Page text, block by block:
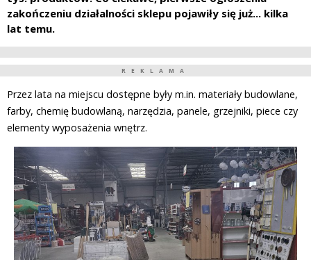
zakończeniu działalności sklepu pojawiły się już... kilka
lat temu.
REKLAMA
Przez lata na miejscu dostępne były m.in. materiały budowlane,
farby, chemię budowlaną, narzędzia, panele, grzejniki, piece czy
elementy wyposażenia wnętrz.